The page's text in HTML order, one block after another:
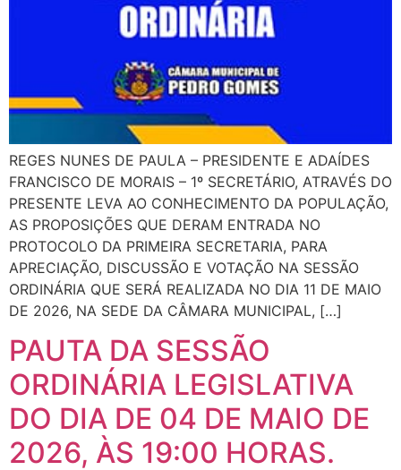
REGES NUNES DE PAULA – PRESIDENTE E ADAÍDES
FRANCISCO DE MORAIS – 1º SECRETÁRIO, ATRAVÉS DO
PRESENTE LEVA AO CONHECIMENTO DA POPULAÇÃO,
AS PROPOSIÇÕES QUE DERAM ENTRADA NO
PROTOCOLO DA PRIMEIRA SECRETARIA, PARA
APRECIAÇÃO, DISCUSSÃO E VOTAÇÃO NA SESSÃO
ORDINÁRIA QUE SERÁ REALIZADA NO DIA 11 DE MAIO
DE 2026, NA SEDE DA CÂMARA MUNICIPAL, […]
PAUTA DA SESSÃO
ORDINÁRIA LEGISLATIVA
DO DIA DE 04 DE MAIO DE
2026, ÀS 19:00 HORAS.